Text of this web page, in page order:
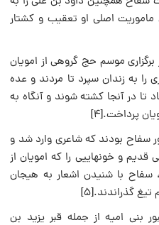
اصلی او تعقیب و کشتار
موسم حج گروهی از امویان
را به زندان سپرد تا مردند و عده
تا در آنجا کشته شوند و آنگاه به
پرداخت.[۴]
سفاح بودند که شاعری وارد شد و
و خونهاییی را که امویان از
سفاح با شنیدن اشعار به هیجان
گذراندند.[۵]
بنی امیه از جمله قبر یزید بن